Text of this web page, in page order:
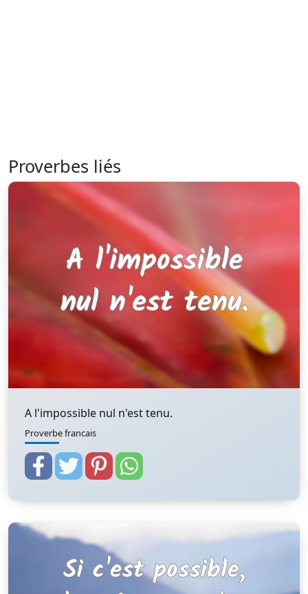
Proverbes liés
A l'impossible nul n'est tenu.
Proverbe francais